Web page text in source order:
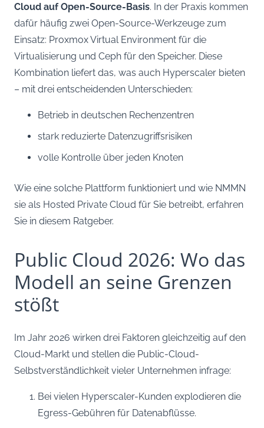
Cloud auf Open-Source-Basis. In der Praxis kommen
dafür häufig zwei Open-Source-Werkzeuge zum
Einsatz: Proxmox Virtual Environment für die
Virtualisierung und Ceph für den Speicher. Diese
Kombination liefert das, was auch Hyperscaler bieten
– mit drei entscheidenden Unterschieden:
Betrieb in deutschen Rechenzentren
stark reduzierte Datenzugriffsrisiken
volle Kontrolle über jeden Knoten
Wie eine solche Plattform funktioniert und wie NMMN
sie als Hosted Private Cloud für Sie betreibt, erfahren
Sie in diesem Ratgeber.
Public Cloud 2026: Wo das
Modell an seine Grenzen
stößt
Im Jahr 2026 wirken drei Faktoren gleichzeitig auf den
Cloud-Markt und stellen die Public-Cloud-
Selbstverständlichkeit vieler Unternehmen infrage:
Bei vielen Hyperscaler-Kunden explodieren die
Egress-Gebühren für Datenabflüsse.